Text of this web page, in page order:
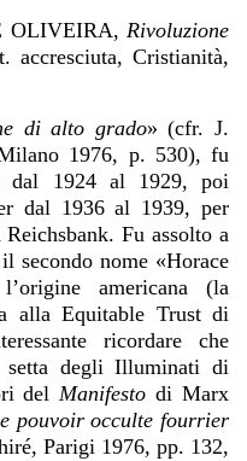
OLIVEIRA, Rivoluzione
accresciuta, Cristianità,
di alto grado» (cfr. J.
1976, p. 530), fu
dal 1924 al 1929, poi
dal 1936 al 1939, per
Fu assolto a
secondo nome «Horace
americana (la
alla Equitable Trust di
ricordare che
setta degli Illuminati di
delManifestodi Marx
pouvoir occulte fourrier
Parigi 1976, pp. 132,